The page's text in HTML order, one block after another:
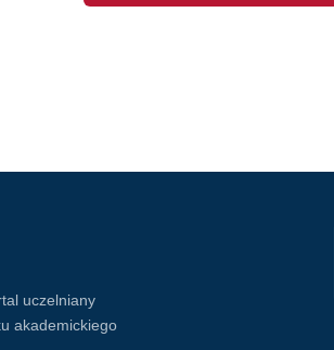
uczelniany
akademickiego